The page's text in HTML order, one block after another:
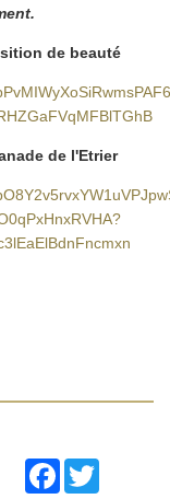
de beauté
de l'Etrier
Facebook